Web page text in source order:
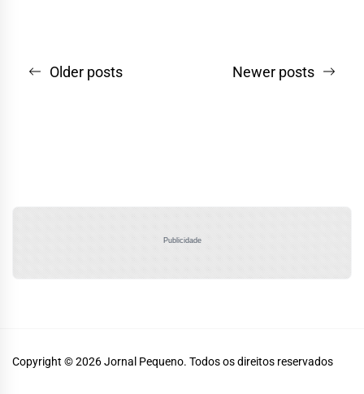
Navegação
Older posts Newer posts
Publicidade
Copyright © 2026Jornal Pequeno. Todos os direitos reservados